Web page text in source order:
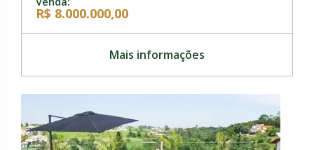
R$ 8.000.000,00
Mais informações